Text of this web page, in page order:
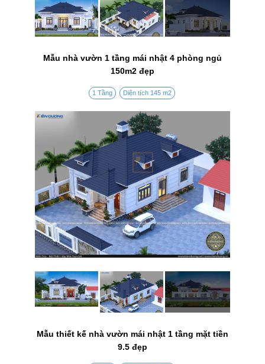
Mẫu nhà vườn 1 tầng mái nhật 4 phòng ngủ
150m2 đẹp
1 Tầng Diện tích 145 m2
Mẫu thiết kế nhà vườn mái nhật 1 tầng mặt tiền
9.5 đẹp